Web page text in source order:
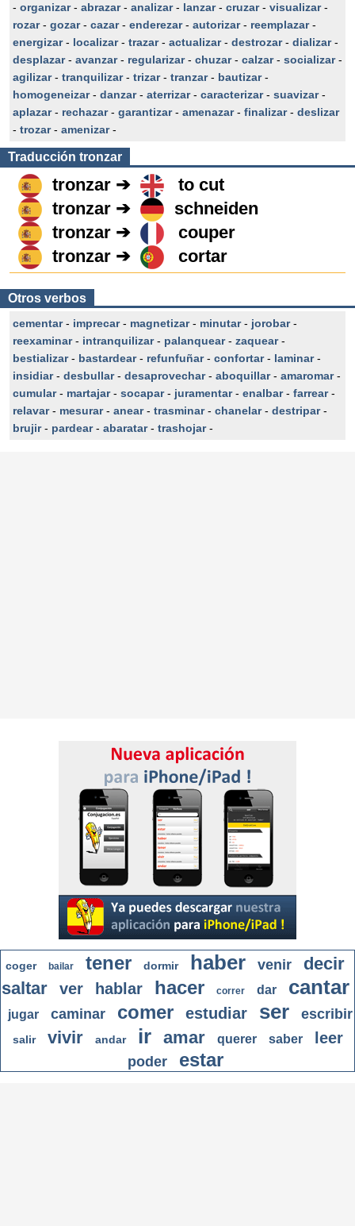
- organizar- abrazar- analizar- lanzar- cruzar- visualizar-
rozar- gozar- cazar- enderezar- autorizar- reemplazar-
energizar- localizar- trazar- actualizar- destrozar- dializar-
desplazar- avanzar- regularizar- chuzar- calzar- socializar-
agilizar- tranquilizar- trizar- tranzar- bautizar-
homogeneizar- danzar- aterrizar- caracterizar- suavizar-
aplazar- rechazar- garantizar- amenazar- finalizar- deslizar
- trozar- amenizar-
Traducción tronzar
tronzar ➔
to cut
tronzar ➔
schneiden
tronzar ➔
couper
tronzar ➔
cortar
Otros verbos
cementar- imprecar- magnetizar- minutar- jorobar-
reexaminar- intranquilizar- palanquear- zaquear-
bestializar- bastardear- refunfuñar- confortar- laminar-
insidiar- desbullar- desaprovechar- aboquillar- amaromar-
cumular- martajar- socapar- juramentar- enalbar- farrear-
relavar- mesurar- anear- trasminar- chanelar- destripar-
brujir- pardear- abaratar- trashojar-
coger bailar tener dormir haber venir
decir
saltar
ver hablar hacer correr dar cantar
jugar caminar comer estudiar ser escribir
salir vivir andar ir amar querer saber leer
poder estar